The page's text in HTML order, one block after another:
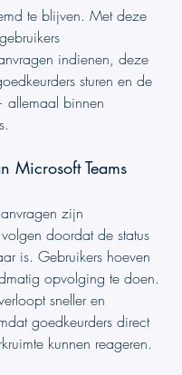
te blijven. Met deze
indienen, deze
sturen en de
allemaal binnen
Microsoft Teams
zijn
doordat de status
is. Gebruikers hoeven
opvolging te doen.
sneller en
goedkeurders direct
kunnen reageren.